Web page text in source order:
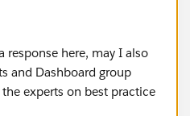
response here, may I also
and Dashboard group
experts on best practice